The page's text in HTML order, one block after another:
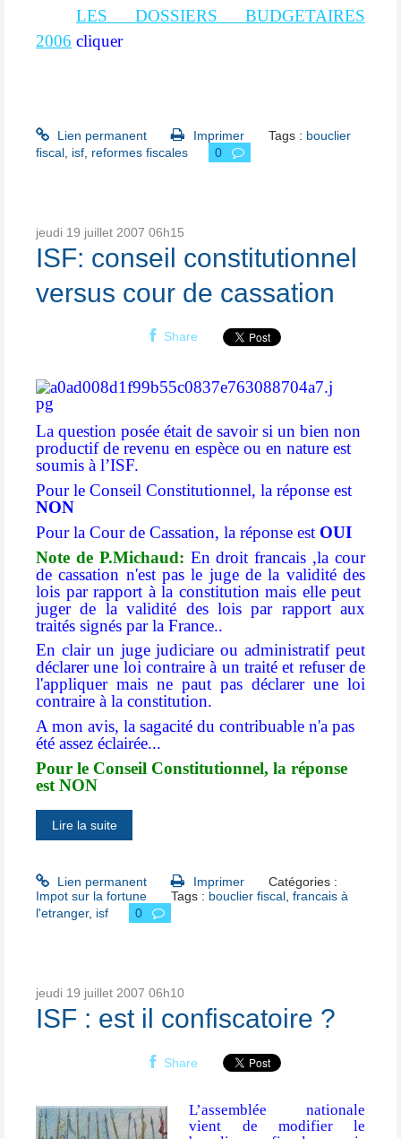
LES DOSSIERS BUDGETAIRES
2006 cliquer
Lien permanent Imprimer Tags : bouclier
fiscal isf reformes fiscales 0
jeudi 19 juillet 2007 06h15
ISF: conseil constitutionnel
versus cour de cassation
Share
La question posée était de savoir si un bien non
productif de revenu en espèce ou en nature est
soumis à l’ISF.
Pour le Conseil Constitutionnel, la réponse est
NON
Pour la Cour de Cassation, la réponse est OUI
Note de P.Michaud: En droit francais ,la cour
de cassation n'est pas le juge de la validité des
lois par rapport à la constitution mais elle peut
juger de la validité des lois par rapport aux
traités signés par la France..
En clair un juge judiciare ou administratif peut
déclarer une loi contraire à un traité et refuser de
l'appliquer mais ne paut pas déclarer une loi
contraire à la constitution.
A mon avis, la sagacité du contribuable n'a pas
été assez éclairée...
Pour le Conseil Constitutionnel, la réponse
est NON
Lire la suite
Lien permanent Imprimer
Catégories :
Impot sur la fortune
Tags : bouclier fiscal ,francais à
l'etranger, isf 0
jeudi 19 juillet 2007 06h10
ISF : est il confiscatoire ?
Share
L’assemblée nationale
vient de modifier le